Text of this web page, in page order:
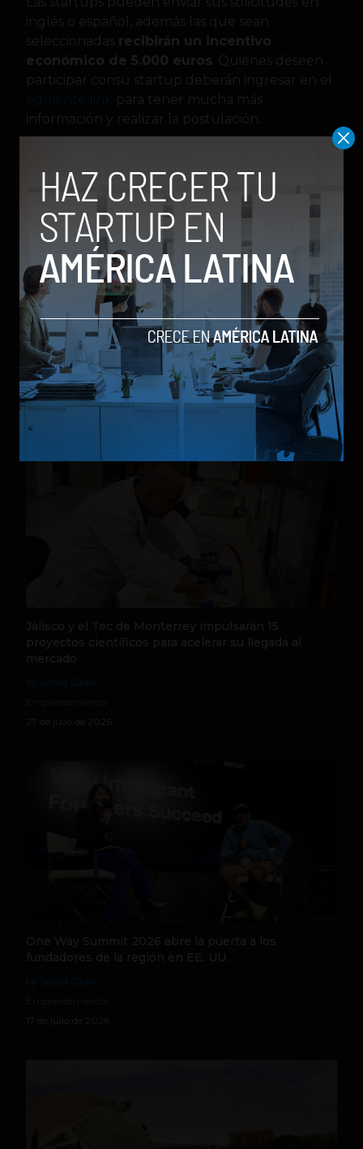
inglés o español, además las que sean
seleccionadas recibirán un incentivo
económico de 5.000 euros . Quienes deseen
participar consu startup deberán ingresar en el
para tener mucha más
información y realizar la postulación.
Julián Tabares
Jalisco y el Tec de Monterrey impulsarán 15
proyectos científicos para acelerar su llegada al
mercado
27 de julio de 2026
One Way Summit 2026 abre la puerta a los
fundadores de la región en EE. UU.
17 de julio de 2026